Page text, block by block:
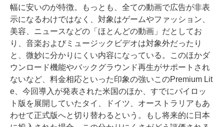
幅に安いのが特徴。もっとも、全ての動画で広告が非表
示になるわけではなく、対象はゲームやファッション、
美容、ニュースなどの「ほとんどの動画」だとしてお
り、音楽およびミュージックビデオは対象外だったり
と、微妙に分かりにくい内容になっている。このほかダ
ウンロード機能やバックグラウンド再生がサポートされ
ないなど、料金相応といった印象の強いこのPremium Lit
e、今回導入が発表された米国のほか、すでにパイロッ
ト版を展開していたタイ、ドイツ、オーストラリアもあ
わせて正式版へと切り替わるという。もし将来的に日本